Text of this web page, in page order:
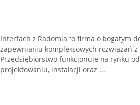
Interfach z Radomia to firma o bogatym
zapewnianiu kompleksowych rozwiązań
Przedsiębiorstwo funkcjonuje na rynku
projektowaniu, instalacji oraz ...